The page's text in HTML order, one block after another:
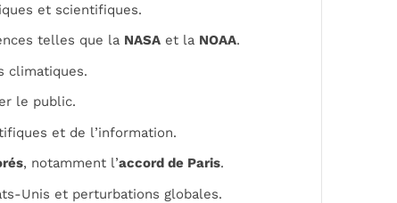
et scientifiques.
telles que la NASA et la NOAA.
climatiques.
le public.
et de l’information.
, notamment l’accord de Paris.
Unis et perturbations globales.